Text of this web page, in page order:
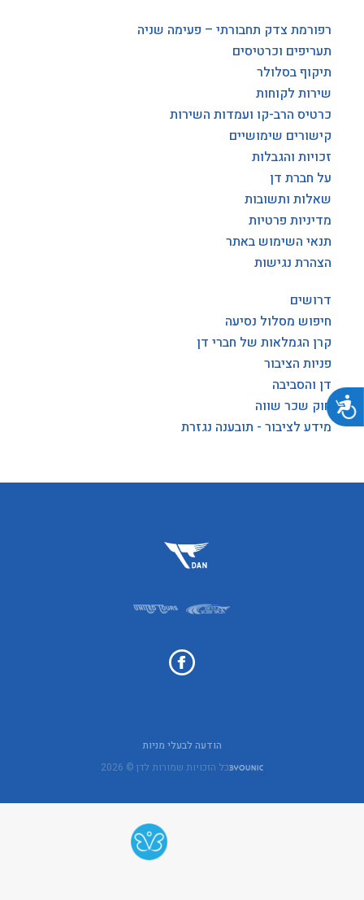
נגישות
רפורמת צדק תחבורתי – פעימה שניה
תעריפים וכרטיסים
תיקוף בסלולר
שירות לקוחות
כרטיס הרב-קו ועמדות השירות
קישורים שימושיים
זכויות והגבלות
על חברת דן
שאלות ותשובות
מדיניות פרטיות
תנאי השימוש באתר
הצהרת נגישות
דרושים
חיפוש מסלול נסיעה
קרן הגמלאות של חברי דן
פניות הציבור
דן והסביבה
חוק שכר שווה
מידע לציבור - תובענה נגזרת
הודעה לבעלי מניות
כל הזכויות שמורות לדן © 2026